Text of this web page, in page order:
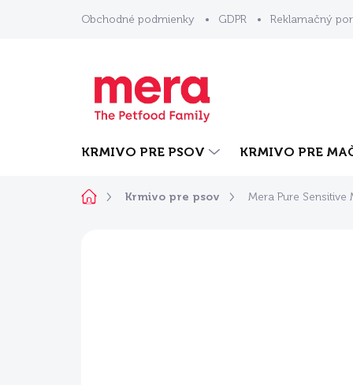
Obchodné podmienky GDPR Reklamačný
KRMIVO PRE PSOV KRMIVO PRE
DomovKrmivo pre psov Mera Pure